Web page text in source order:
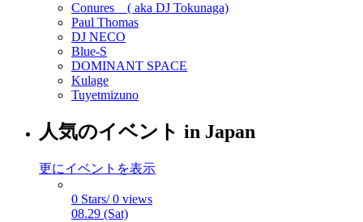
Conures ( aka DJ Tokunaga)
Paul Thomas
DJ NECO
Blue-S
DOMINANT SPACE
Kulage
Tuyetmizuno
人気のイベント in Japan
更にイベントを表示
0 Stars/ 0 views
08.29 (Sat)